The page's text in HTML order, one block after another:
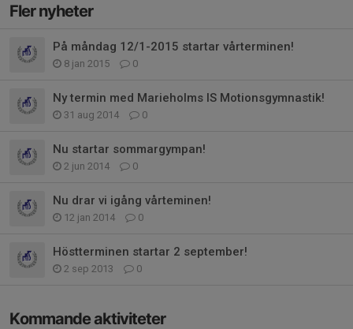
Fler nyheter
På måndag 12/1-2015 startar vårterminen!
8 jan 2015 0
Ny termin med Marieholms IS Motionsgymnastik!
31 aug 2014 0
Nu startar sommargympan!
2 jun 2014 0
Nu drar vi igång vårteminen!
12 jan 2014 0
Höstterminen startar 2 september!
2 sep 2013 0
Kommande aktiviteter